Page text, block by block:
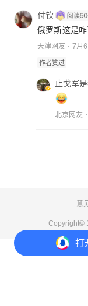
打
付钦
俄罗斯这是咋
天津网友 7月6
作者赞过
止戈军
北京网友
意
Copyright©